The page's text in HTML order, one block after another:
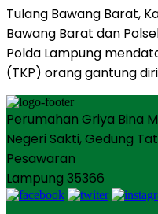
Tulang Bawang Barat,
Bawang Barat dan
Polda Lampung
(TKP) orang gantung
Perumahan Griya Bina
Negeri Sakti, Gedung
Pesawaran
Lampung 35366